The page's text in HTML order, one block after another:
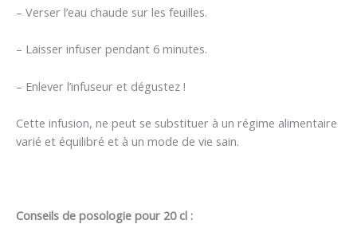
– Verser l’eau chaude sur les feuilles.
– Laisser infuser pendant 6 minutes.
– Enlever l’infuseur et dégustez !
Cette infusion, ne peut se substituer à un régime alimentaire
varié et équilibré et à un mode de vie sain.
Conseils de posologie pour 20 cl :